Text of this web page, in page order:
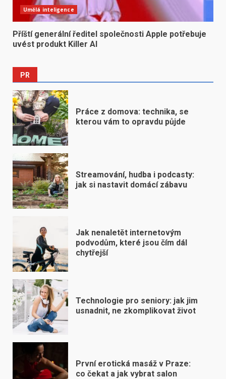
Umělá inteligence
Příští generální ředitel společnosti Apple potřebuje
uvést produkt Killer AI
PR
Práce z domova: technika, se
kterou vám to opravdu půjde
Streamování, hudba i podcasty:
jak si nastavit domácí zábavu
Jak nenaletět internetovým
podvodům, které jsou čím dál
chytřejší
Technologie pro seniory: jak jim
usnadnit, ne zkomplikovat život
První erotická masáž v Praze:
co čekat a jak vybrat salon